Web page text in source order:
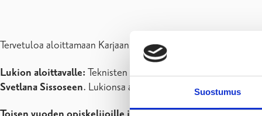
Suostumus
Tervetuloa aloittamaan Karjaan lukion lukuvuotta
Lukion aloittavalle:Teknisten ongelmien vuoksi saat Wilma-
Svetlana Sissoseen. Lukionsa aloittavat opiskelijat saavat